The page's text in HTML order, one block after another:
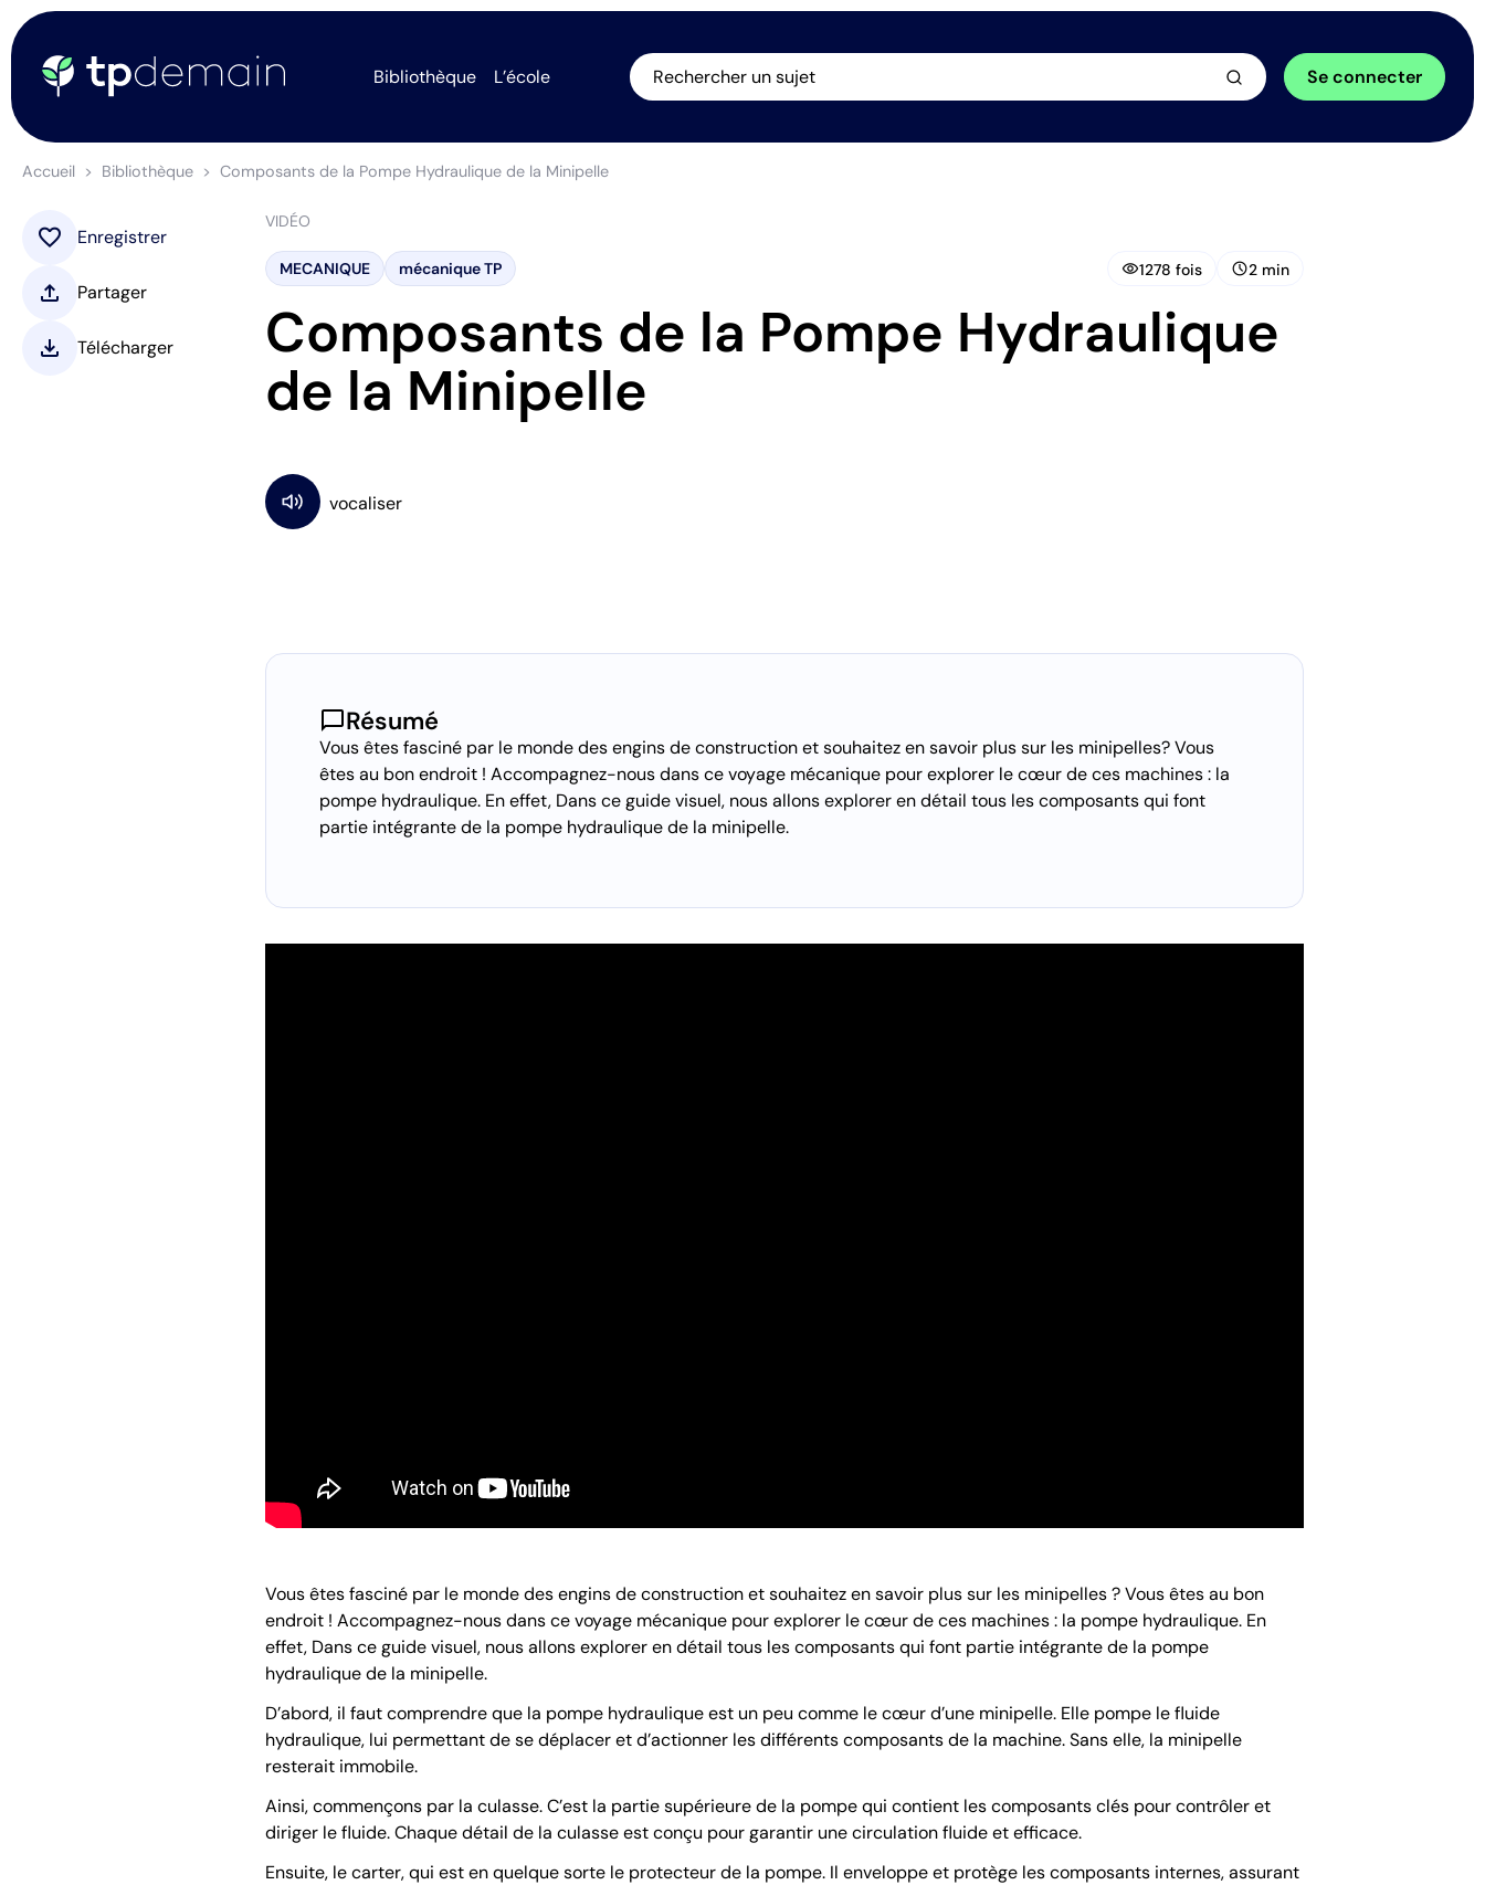
Bibliothèque L’école Rechercher un sujet Se connecter
Accueil Bibliothèque Composants de la Pompe Hydraulique de la Minipelle
VIDÉO
MECANIQUE mécanique TP visibility1278 fois schedule2 min
Composants de la Pompe Hydraulique
de la Minipelle
chat_bubbleRésumé
Vous êtes fasciné par le monde des engins de construction et souhaitez en savoir plus sur les minipelles? Vous
êtes au bon endroit ! Accompagnez-nous dans ce voyage mécanique pour explorer le cœur de ces machines : la
pompe hydraulique. En effet, Dans ce guide visuel, nous allons explorer en détail tous les composants qui font
partie intégrante de la pompe hydraulique de la minipelle.
Vous êtes fasciné par le monde des engins de construction et souhaitez en savoir plus sur les minipelles ? Vous êtes au bon
endroit ! Accompagnez-nous dans ce voyage mécanique pour explorer le cœur de ces machines : la pompe hydraulique. En
effet, Dans ce guide visuel, nous allons explorer en détail tous les composants qui font partie intégrante de la pompe
hydraulique de la minipelle.
D’abord, il faut comprendre que la pompe hydraulique est un peu comme le cœur d’une minipelle. Elle pompe le fluide
hydraulique, lui permettant de se déplacer et d’actionner les différents composants de la machine. Sans elle, la minipelle
resterait immobile.
Ainsi, commençons par la culasse. C’est la partie supérieure de la pompe qui contient les composants clés pour contrôler et
diriger le fluide. Chaque détail de la culasse est conçu pour garantir une circulation fluide et efficace.
Ensuite, le carter, qui est en quelque sorte le protecteur de la pompe. Il enveloppe et protège les composants internes, assurant
favorite Enregistrer
upload Partager
download Télécharger
arrow_forward